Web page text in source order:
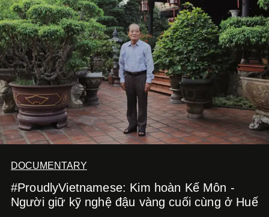
không phải những đích đến quá lớn, mà là khả năng luôn
tiến về phía trước.
DOCUMENTARY
#ProudlyVietnamese: Kim hoàn Kế Môn -
Người giữ kỹ nghệ đậu vàng cuối cùng ở Huế